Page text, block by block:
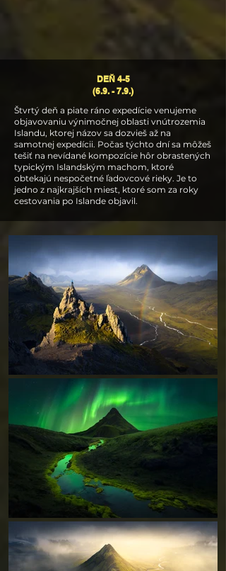
DEŇ 4-5
(6.9. - 7.9.)
Štvrtý deň a piate ráno expedície venujeme
objavovaniu výnimočnej oblasti vnútrozemia
Islandu, ktorej názov sa dozvieš až na
samotnej expedícii. Počas týchto dní sa môžeš
tešiť na nevídané kompozície hôr obrastených
typickým Islandským machom, ktoré
obtekajú nespočetné ľadovcové rieky. Je to
jedno z najkrajších miest, ktoré som za roky
cestovania po Islande objavil.